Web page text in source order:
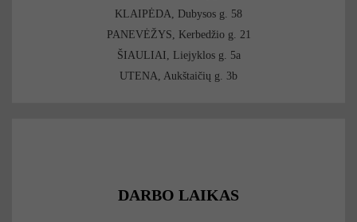
KLAIPĖDA, Dubysos g. 58
PANEVĖŽYS, Kerbedžio g. 21
ŠIAULIAI, Liejyklos g. 5a
UTENA, Aukštaičių g. 3b
DARBO LAIKAS